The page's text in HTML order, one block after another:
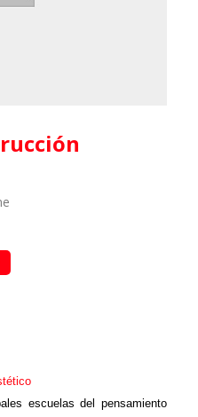
escuelas del pensamiento